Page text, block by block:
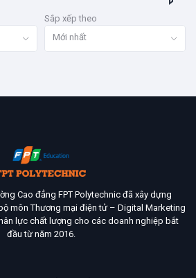
Sắp xếp theo
Mới nhất
Cao đẳng FPT Polytechnic đã xây dựng
môn Thương mại điện tử – Digital Marketing
lực chất lượng cho các doanh nghiệp bắt
đầu từ năm 2016.